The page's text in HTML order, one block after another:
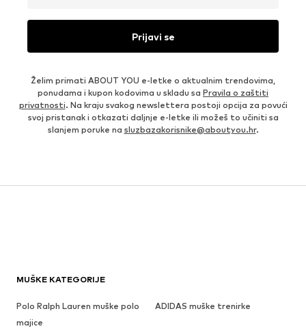
Prijavi se
Želim primati ABOUT YOU e-letke o aktualnim trendovima,
ponudama i kupon kodovima u skladu sa Pravila o zaštiti
privatnosti. Na kraju svakog newslettera postoji opcija za povući
svoj pristanak i otkazati daljnje e-letke ili možeš to učiniti sa
slanjem poruke na sluzbazakorisnike@aboutyou.hr.
MUŠKE KATEGORIJE
Polo Ralph Lauren muške polo
majice
ADIDAS muške trenirke